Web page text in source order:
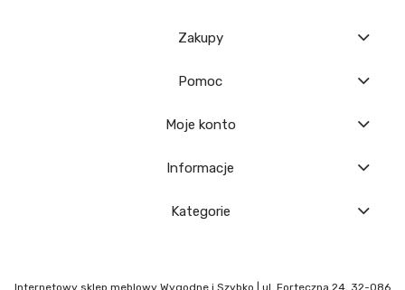
Zakupy
Pomoc
Moje konto
Informacje
Kategorie